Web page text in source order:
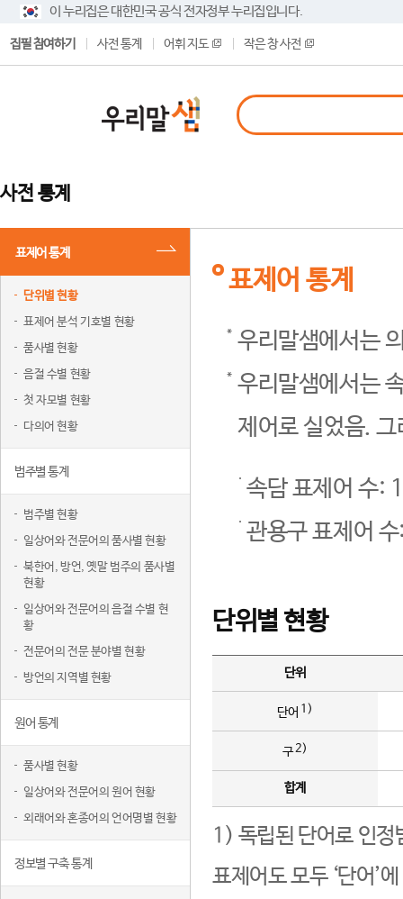
이 누리집은 대한민국 공식 전자정부 누리집입니다.
집필 참여하기 사전 통계 어휘 지도 작은 창 사전
사전 통계
표제어 통계
단위별 현황
표제어 분석 기호별 현황
품사별 현황
음절 수별 현황
첫 자모별 현황
다의어 현황
범주별 통계
범주별 현황
일상어와 전문어의 품사별 현황
북한어, 방언, 옛말 범주의 품사별
현황
일상어와 전문어의 음절 수별 현
황
전문어의 전문 분야별 현황
방언의 지역별 현황
원어 통계
품사별 현황
일상어와 전문어의 원어 현황
외래어와 혼종어의 언어명별 현황
정보별 구축 통계
표제어 통계
우리말샘에서는
우리말샘에서는
제어로 실었음.
속담 표제어 수:
관용구 표제어
단위별 현황
단위
단어 1)
구2)
합계
1) 독립된 단어로 인정
표제어도 모두 ‘단어’